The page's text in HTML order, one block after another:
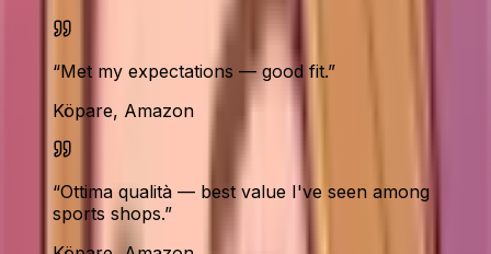
“Met my expectations — good fit.”
Köpare, Amazon
“Ottima qualità — best value I've seen among
sports shops.”